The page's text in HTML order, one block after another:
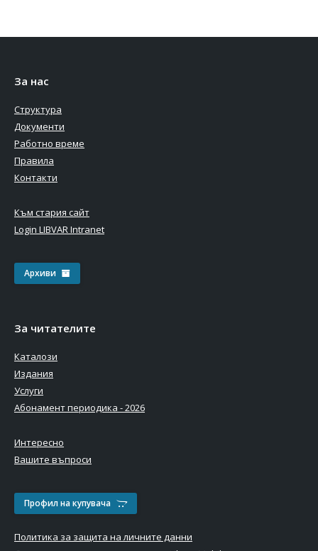
За нас
Структура
Документи
Работно време
Правила
Контакти
Към стария сайт
Login LIBVAR Intranet
Архиви
За читателите
Каталози
Издания
Услуги
Абонамент периодика - 2026
Интересно
Вашите въпроси
Профил на купувача
Политика за защита на личните данни